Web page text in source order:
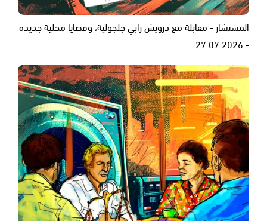
المستشار - مقابلة مع درويش رابي جلجولية، وقضايا محلية جديدة
- 27.07.2026